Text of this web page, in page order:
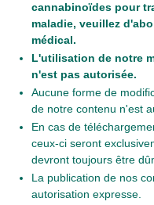
cannabinoïdes pour
maladie, veuillez
médical.
L'utilisation de notre
n'est pas autorisée.
Aucune forme de
de notre contenu n'est
En cas de
ceux-ci seront
devront toujours être
La publication de nos
autorisation expresse.